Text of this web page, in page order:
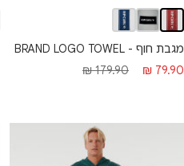
מגבת חוף - BRAND LOGO TOWEL
מחיר
79.90 ₪
מחיר
179.90 ₪